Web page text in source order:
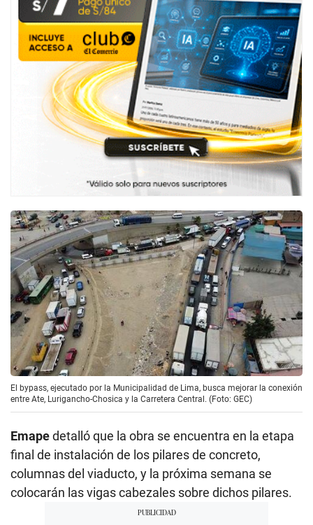
El bypass, ejecutado por la Municipalidad de Lima, busca mejorar la conexión
entre Ate, Lurigancho-Chosica y la Carretera Central. (Foto: GEC)
Emapedetalló que la obra se encuentra en la etapa
final de instalación de los pilares de concreto,
columnas del viaducto, y la próxima semana se
colocarán las vigas cabezales sobre dichos pilares.